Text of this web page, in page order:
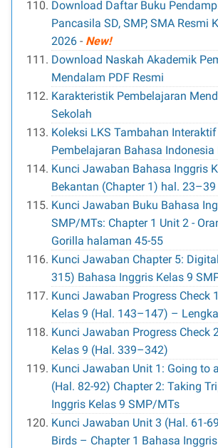
Download Daftar Buku
Pancasila SD, SMP, SMA Resmi
2026 - New!
Download Naskah Akademik
Mendalam PDF Resmi
Karakteristik Pembelajaran
Sekolah
Koleksi LKS Tambahan
Pembelajaran Bahasa Indonesia
Kunci Jawaban Bahasa Inggris
Bekantan (Chapter 1) hal. 23–39
Kunci Jawaban Buku Bahasa
SMP/MTs: Chapter 1 Unit 2 -
Gorilla halaman 45-55
Kunci Jawaban Chapter 5:
315) Bahasa Inggris Kelas 9
Kunci Jawaban Progress Check
Kelas 9 (Hal. 143–147) –
Kunci Jawaban Progress Check
Kelas 9 (Hal. 339–342)
Kunci Jawaban Unit 1: Going to
(Hal. 82-92) Chapter 2: Taking
Inggris Kelas 9 SMP/MTs
Kunci Jawaban Unit 3 (Hal. 61-
Birds – Chapter 1 Bahasa